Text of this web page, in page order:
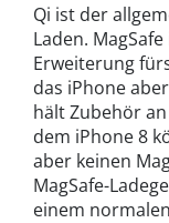
Qi ist der
Laden.
Erweiterung
das iPhone
hält Zubehör
dem iPhone 8
aber keinen
MagSafe-
einem